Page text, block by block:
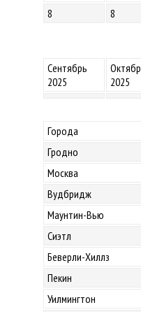
8
8
Сентябрь
2025
2025
Города
Гродно
Москва
Вудбридж
Маунтин-Вью
Сиэтл
Беверли-Хиллз
Пекин
Уилмингтон